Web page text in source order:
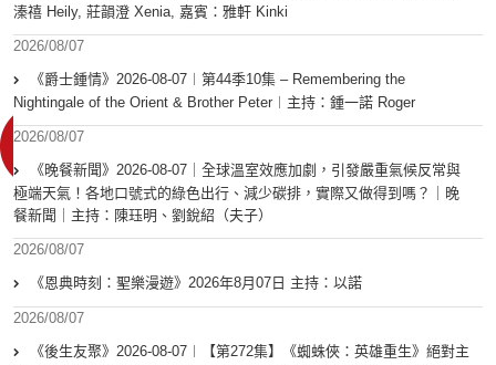
溱禧 Heily, 莊韻澄 Xenia, 嘉賓：雅軒 Kinki
2026/08/07
《爵士鍾情》2026-08-07︱第44季10集 – Remembering the
Nightingale of the Orient & Brother Peter︱主持：鍾一諾 Roger
2026/08/07
《晚餐新聞》2026-08-07｜全球溫室效應加劇，引發嚴重氣候反常與
極端天氣！各地口號式的綠色出行、減少碳排，實際又做得到嗎？｜晚
餐新聞｜主持：陳珏明、劉銳紹（夫子）
2026/08/07
《恩典時刻：聖樂漫遊》2026年8月07日 主持：以諾
2026/08/07
《後生友聚》2026-08-07︱【第272集】《蜘蛛俠：英雄重生》絕對主